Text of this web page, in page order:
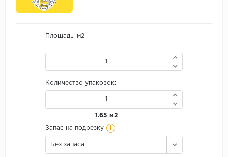
Площадь, м2
Количество упаковок:
1.65 м2
Запас на подрезку i
Без запаса